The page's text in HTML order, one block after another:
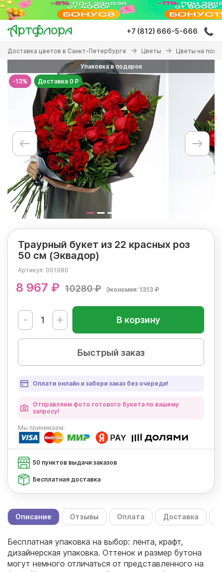
Перейти
основному
содержанию
+7 (812) 666-5-666
Вы
здесь
Доставка цветов в Санкт-Петербурге Цветы Цветы на
-13%
Упаковка в подарок
Доставка 0 Р
Траурный букет из 22 красных роз
50 см (Эквадор)
Артикул: 001980
8 967 ₽ 10280 ₽ Экономия: 1313 ₽
- + В корзину
Быстрый заказ
Оплати онлайн и забери заказ без очереди!
Отправляем фото готового букета по вашему
запросу!
Мы принимаем:
50 пунктов выдачи заказов
Бесплатная доставка
Описание Отзывы Оплата Доставка
Бесплатная упаковка на выбор: лента, крафт,
дизайнерская упаковка. Оттенок и размер бутона
могут немного отличаться от представленного на